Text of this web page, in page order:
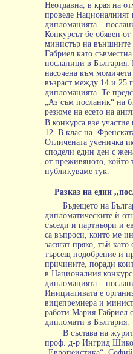
Неотдавна, в края на
проведе Националният
дипломацията –
Конкурсът бе обявен
министър на външните
Габриел като
посланици в България.
насочена към
възраст между 14 и 25
дипломацията. Те
„Аз съм посланик“ на
резюме на есето на
В конкурса взе
12. В клас на
Отличената ученичка
сподели един ден с
от преживяното, който
публикуваме тук.
Разказ на един
Бъдещето на
дипломатическите ѝ
съседи и партньори и
са въпроси, които ме
засягат пряко, тъй
търсещ подобрение и
причините, поради
в Националния
дипломацията –
Инициативата е
вицепремиера и
работи Мария Габриел
дипломати в България.
В състава на
проф. д-р Ингрид